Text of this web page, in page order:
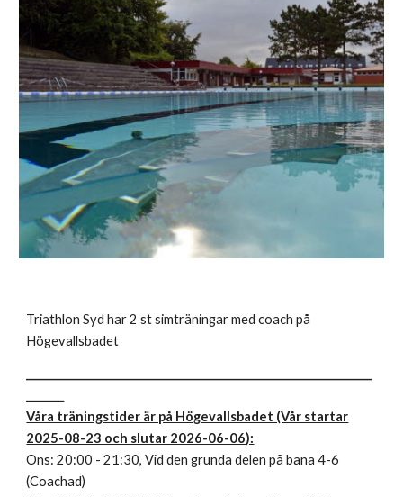
Triathlon Syd har 2 st simträningar med coach på
Högevallsbadet
Våra träningstider är på Högevallsbadet (Vår startar
2025-08-23 och slutar 2026-06-06):
Ons: 20:00 - 21:30, Vid den grunda delen på bana 4-6
(Coachad)